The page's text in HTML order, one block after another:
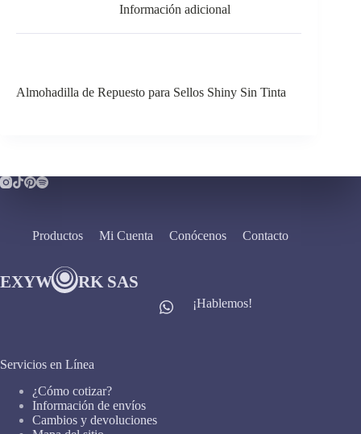
Información adicional
Almohadilla de Repuesto para Sellos Shiny Sin Tinta
Productos Mi Cuenta Conócenos Contacto
¡Hablemos!
Servicios en Línea
¿Cómo cotizar?
Información de envíos
Cambios y devoluciones